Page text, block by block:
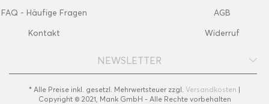
FAQ - Häufige Fragen
Kontakt
AGB
Widerruf
NEWSLETTER
* Alle Preise inkl. gesetzl. Mehrwertsteuer zzgl. Versandkosten |
Copyright © 2021, Mank GmbH - Alle Rechte vorbehalten